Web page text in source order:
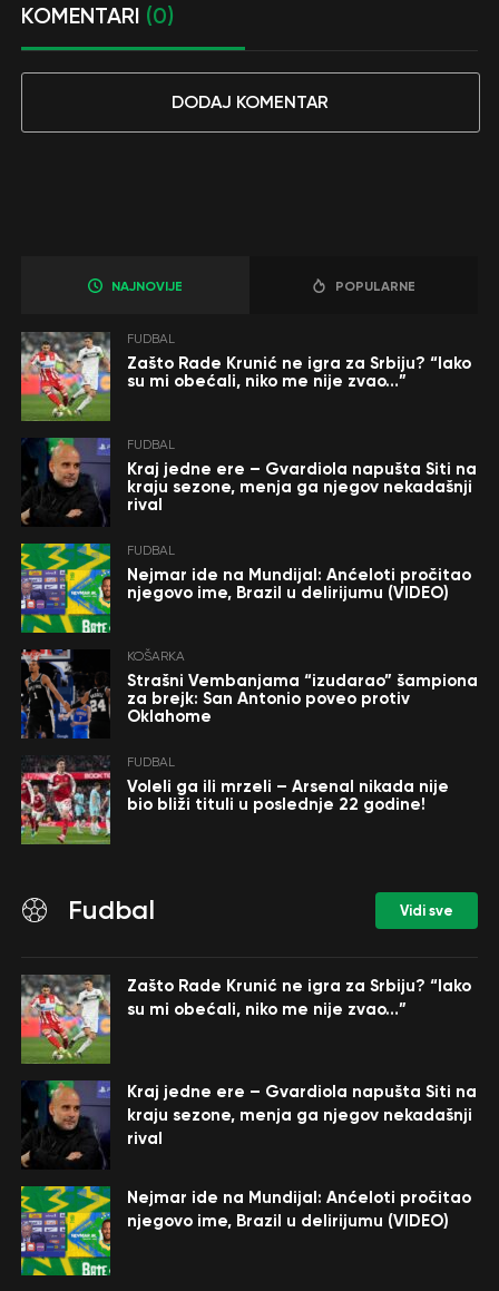
KOMENTARI (0)
DODAJ KOMENTAR
NAJNOVIJE POPULARNE
FUDBAL
Zašto Rade Krunić ne igra za Srbiju? “Iako
su mi obećali, niko me nije zvao…”
FUDBAL
Kraj jedne ere – Gvardiola napušta Siti na
kraju sezone, menja ga njegov nekadašnji
rival
FUDBAL
Nejmar ide na Mundijal: Anćeloti pročitao
njegovo ime, Brazil u delirijumu (VIDEO)
KOŠARKA
Strašni Vembanjama “izudarao” šampiona
za brejk: San Antonio poveo protiv
Oklahome
FUDBAL
Voleli ga ili mrzeli – Arsenal nikada nije
bio bliži tituli u poslednje 22 godine!
Fudbal Vidi sve
Zašto Rade Krunić ne igra za Srbiju? “Iako
su mi obećali, niko me nije zvao…”
Kraj jedne ere – Gvardiola napušta Siti na
kraju sezone, menja ga njegov nekadašnji
rival
Nejmar ide na Mundijal: Anćeloti pročitao
njegovo ime, Brazil u delirijumu (VIDEO)